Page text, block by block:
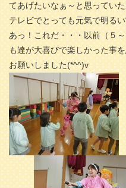
てあげたいなぁ～と思ってい
テレビでとっても元気で明る
あっ！これだ・・・以前（５
も達が大喜びで楽しかった事
お願いしました(*^^)v